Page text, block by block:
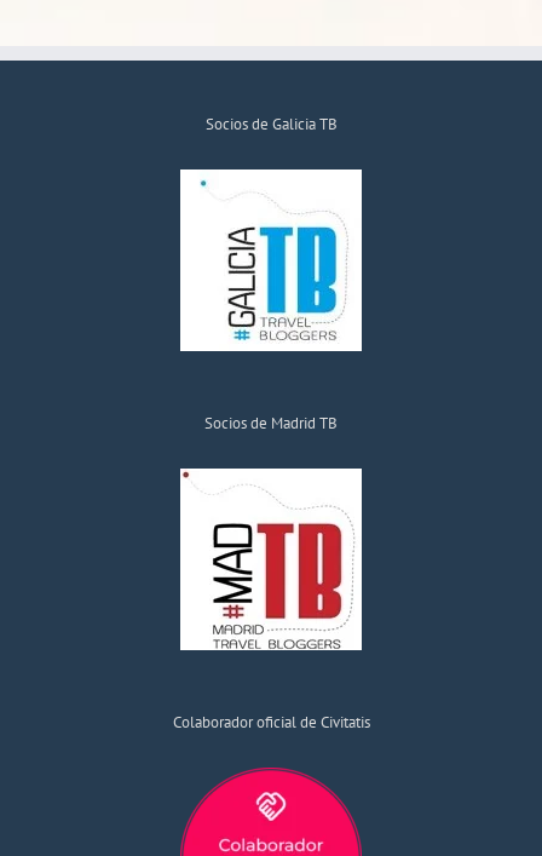
Socios de Galicia TB
Socios de Madrid TB
Colaborador oficial de Civitatis